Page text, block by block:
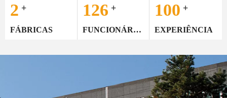
Contamos com uma excelente equipe técnica, que pode ser
projetada de acordo com o atendimento customizado 7*24 Horas
projetada de acordo com a necessidade do cliente.
2 +
FÁBRICAS
126 +
FUNCIONÁRIOS
100 +
EXPERIÊNCIA